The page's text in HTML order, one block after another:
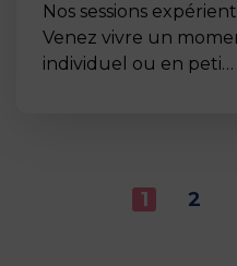
Nos sessions
Venez vivre un
individuel ou en peti…
1 2